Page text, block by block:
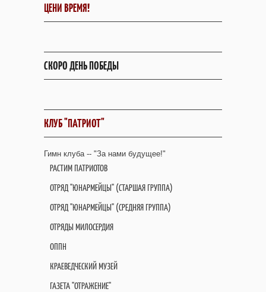
ЦЕНИ ВРЕМЯ!
СКОРО ДЕНЬ ПОБЕДЫ
КЛУБ "ПАТРИОТ"
Гимн клуба -- "За нами будущее!"
РАСТИМ ПАТРИОТОВ
ОТРЯД "ЮНАРМЕЙЦЫ" (СТАРШАЯ ГРУППА)
ОТРЯД "ЮНАРМЕЙЦЫ" (СРЕДНЯЯ ГРУППА)
ОТРЯДЫ МИЛОСЕРДИЯ
ОППН
КРАЕВЕДЧЕСКИЙ МУЗЕЙ
ГАЗЕТА "ОТРАЖЕНИЕ"